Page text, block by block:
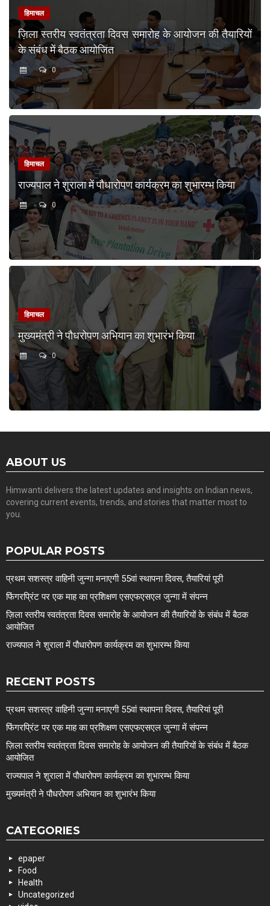
हिमाचल
ज़िला स्तरीय स्वतंत्रता दिवस समारोह के आयोजन की तैयारियों
के संबंध में बैठक आयोजित
0
हिमाचल
राज्यपाल ने शुराला में पौधारोपण कार्यक्रम का शुभारम्भ किया
0
हिमाचल
मुख्यमंत्री ने पौधरोपण अभियान का शुभारंभ किया
0
ABOUT US
Himwanti delivers the latest updates and insights on Indian news,
covering current events, trends, and stories that matter most to
you.
POPULAR POSTS
प्रथम सशस्त्र वाहिनी जुन्गा मनाएगी 55वां स्थापना दिवस, तैयारियां पूरी
फिंगरप्रिंट पर एक माह का प्रशिक्षण एसएफएसएल जुन्गा में संपन्न
ज़िला स्तरीय स्वतंत्रता दिवस समारोह के आयोजन की तैयारियों के संबंध में बैठक
आयोजित
राज्यपाल ने शुराला में पौधारोपण कार्यक्रम का शुभारम्भ किया
RECENT POSTS
प्रथम सशस्त्र वाहिनी जुन्गा मनाएगी 55वां स्थापना दिवस, तैयारियां पूरी
फिंगरप्रिंट पर एक माह का प्रशिक्षण एसएफएसएल जुन्गा में संपन्न
ज़िला स्तरीय स्वतंत्रता दिवस समारोह के आयोजन की तैयारियों के संबंध में बैठक
आयोजित
राज्यपाल ने शुराला में पौधारोपण कार्यक्रम का शुभारम्भ किया
मुख्यमंत्री ने पौधरोपण अभियान का शुभारंभ किया
CATEGORIES
epaper
Food
Health
Uncategorized